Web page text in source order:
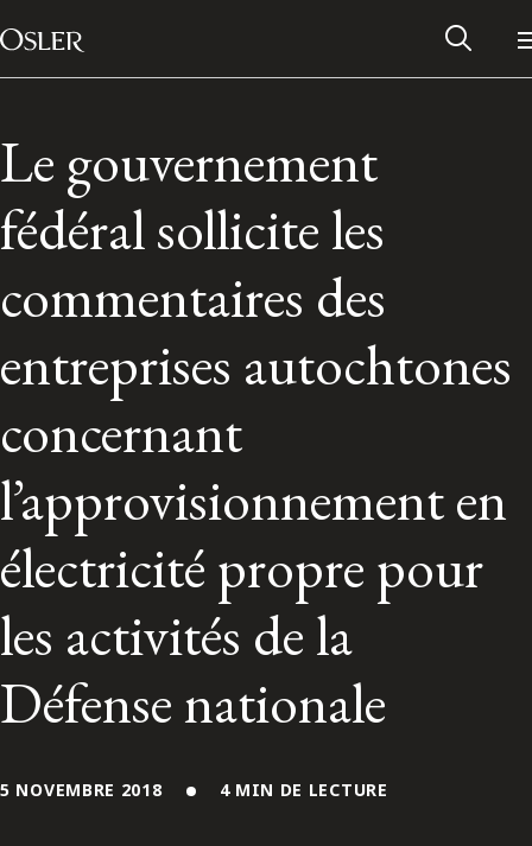
Passer au contenu
Main Navigation
Réseau des anciens d’Osler
Contactez-nous
ENGLISH
S’abonner aux articles Osler
S’abonner
Le gouvernement
fédéral sollicite les
commentaires des
entreprises autochtones
concernant
l’approvisionnement en
électricité propre pour
les activités de la
Défense nationale
5 NOVEMBRE 2018 4 MIN DE LECTURE